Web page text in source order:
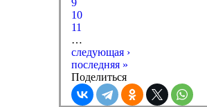
9
10
11
…
следующая ›
последняя »
Поделиться